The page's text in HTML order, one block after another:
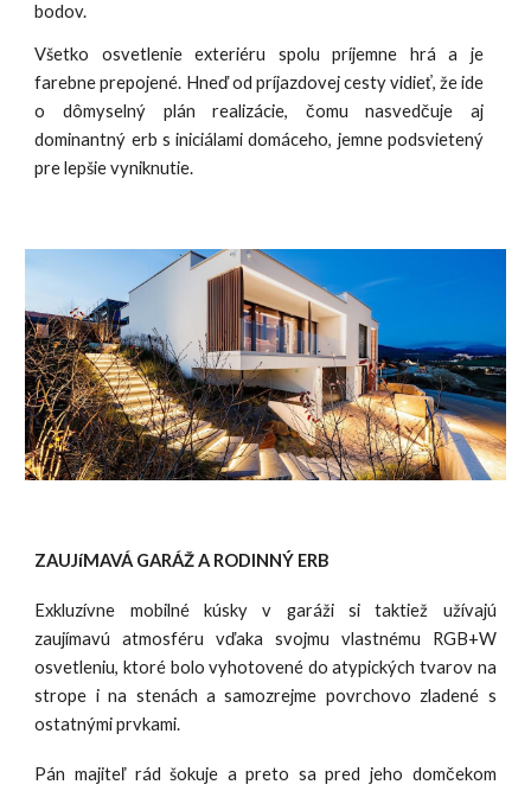
bodov.
Všetko osvetlenie exteriéru spolu príjemne hrá a je
farebne prepojené. Hneď od príjazdovej cesty vidieť, že ide
o dômyselný plán realizácie, čomu nasvedčuje aj
dominantný erb s iniciálami domáceho, jemne podsvietený
pre lepšie vyniknutie.
ZAUJíMAVÁ GARÁŽ A RODINNÝ ERB
Exkluzívne mobilné kúsky v garáži si taktiež užívajú
zaujímavú atmosféru vďaka svojmu vlastnému RGB+W
osvetleniu, ktoré bolo vyhotovené do atypických tvarov na
strope i na stenách a samozrejme povrchovo zladené s
ostatnými prvkami.
Pán majiteľ rád šokuje a preto sa pred jeho domčekom